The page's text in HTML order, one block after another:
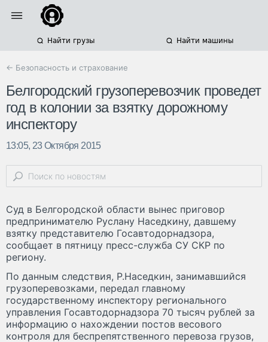
Найти грузы Найти машины
← Безопасность и страхование
Белгородский грузоперевозчик проведет
год в колонии за взятку дорожному
инспектору
13:05, 23 Октября 2015
Суд в Белгородской области вынес приговор
предпринимателю Руслану Наседкину, давшему
взятку представителю Госавтодорнадзора,
сообщает в пятницу пресс-служба СУ СКР по
региону.
По данным следствия, Р.Наседкин, занимавшийся
грузоперевозками, передал главному
государственному инспектору регионального
управления Госавтодорнадзора 70 тысяч рублей за
информацию о нахождении постов весового
контроля для беспрепятственного перевоза грузов,